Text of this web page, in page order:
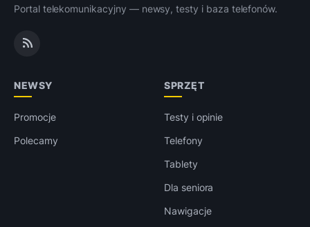
Portal telekomunikacyjny — newsy, testy i baza telefonów.
NEWSY
Promocje
Polecamy
SPRZĘT
Testy i opinie
Telefony
Tablety
Dla seniora
Nawigacje